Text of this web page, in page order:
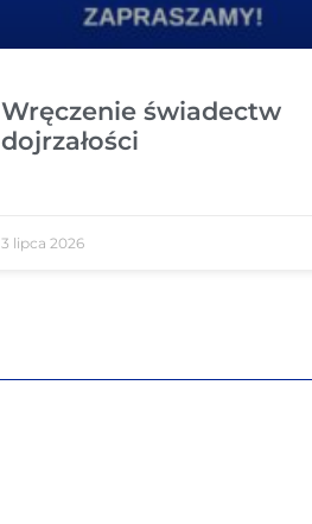
Wręczenie świadectw
dojrzałości
3 lipca 2026